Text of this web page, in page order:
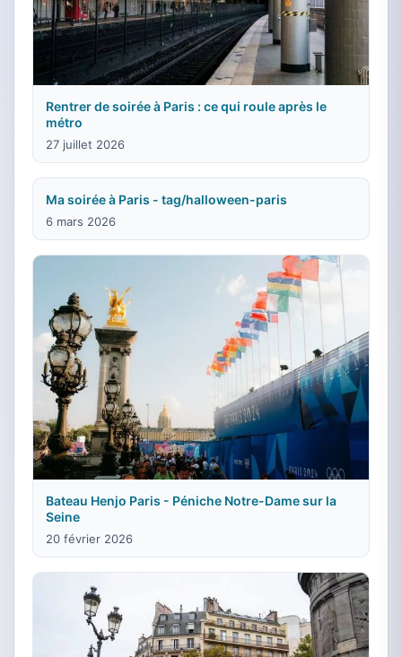
Rentrer de soirée à Paris : ce qui roule après le
métro
27 juillet 2026
Ma soirée à Paris - tag/halloween-paris
6 mars 2026
Bateau Henjo Paris - Péniche Notre-Dame sur la
Seine
20 février 2026